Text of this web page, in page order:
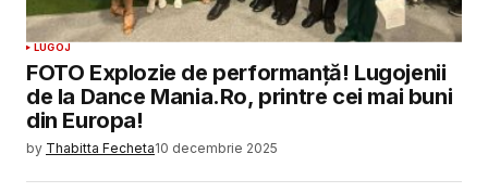
LUGOJ
FOTO Explozie de performanță! Lugojenii
de la Dance Mania.Ro, printre cei mai buni
din Europa!
by Thabitta Fecheta10 decembrie 2025